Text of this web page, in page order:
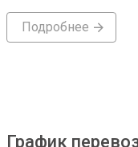
Подробнее
График